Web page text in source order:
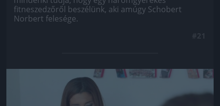
fitneszedzőről beszélünk, aki amúgy Schobert
Norbert felesége.
Jön még kép!